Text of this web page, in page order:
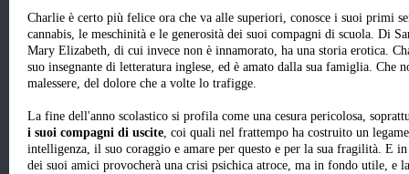
Charlie è certo più felice ora che va alle superiori, conosce i suoi primi
cannabis, le meschinità e le generosità dei suoi compagni di scuola. Di
Mary Elizabeth, di cui invece non è innamorato, ha una storia erotica.
suo insegnante di letteratura inglese, ed è amato dalla sua famiglia. Che
malessere, del dolore che a volte lo trafigge.
La fine dell'anno scolastico si profila come una cesura pericolosa,
i suoi compagni di uscite, coi quali nel frattempo ha costruito un
intelligenza, il suo coraggio e amare per questo e per la sua fragilità. E
dei suoi amici provocherà una crisi psichica atroce, ma in fondo utile, e